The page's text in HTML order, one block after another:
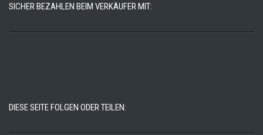
SICHER BEZAHLEN BEIM VERKÄUFER MIT:
DIESE SEITE FOLGEN ODER TEILEN: